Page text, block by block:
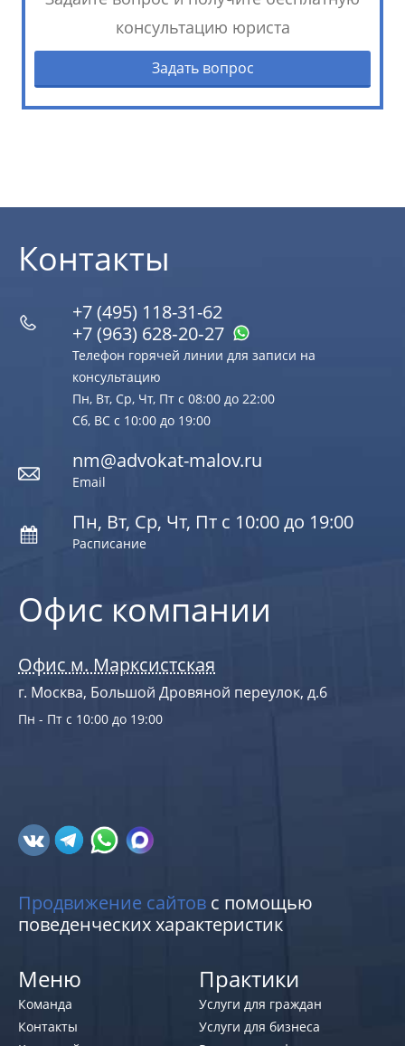
консультацию юриста
Задать вопрос
Офис компании
Офис м. Марксистская
г. Москва, Большой Дровяной переулок, д.6
Пн - Пт с 10:00 до 19:00
Контакты
+7 (495) 118-31-62
+7 (963) 628‑20‑27
Телефон горячей линии для записи на
консультацию
Пн, Вт, Ср, Чт, Пт с 08:00 до 22:00
Сб, ВС с 10:00 до 19:00
nm@advokat-malov.ru
Email
Пн, Вт, Ср, Чт, Пт с 10:00 до 19:00
Расписание
Продвижение сайтов с помощью
поведенческих характеристик
Меню
Команда
Контакты
Практики
Услуги для граждан
Услуги для бизнеса